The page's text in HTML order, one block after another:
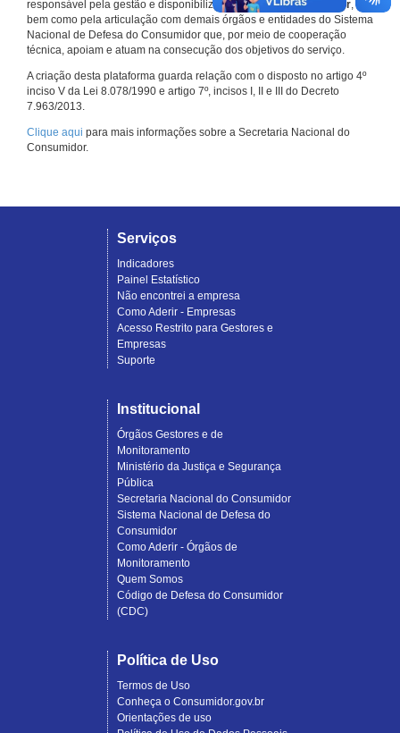
responsável pela gestão e disponibilização doConsumidor.gov.br,
bem como pela articulação com demais órgãos e entidades do Sistema
Nacional de Defesa do Consumidor que, por meio de cooperação
técnica, apoiam e atuam na consecução dos objetivos do serviço.
A criação desta plataforma guarda relação com o disposto no artigo 4º
inciso V da Lei 8.078/1990 e artigo 7º, incisos I, II e III do Decreto
7.963/2013.
Clique aqui para mais informações sobre a Secretaria Nacional do
Consumidor.
Serviços
Indicadores
Painel Estatístico
Não encontrei a empresa
Como Aderir - Empresas
Acesso Restrito para Gestores e
Empresas
Suporte
Institucional
Órgãos Gestores e de
Monitoramento
Ministério da Justiça e Segurança
Pública
Secretaria Nacional do Consumidor
Sistema Nacional de Defesa do
Consumidor
Como Aderir - Órgãos de
Monitoramento
Quem Somos
Código de Defesa do Consumidor
(CDC)
Política de Uso
Termos de Uso
Conheça o Consumidor.gov.br
Orientações de uso